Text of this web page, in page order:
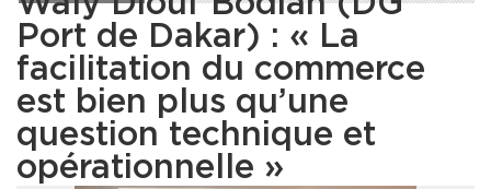
Port de Dakar) : « La
facilitation du commerce
est bien plus qu’une
question technique et
opérationnelle »